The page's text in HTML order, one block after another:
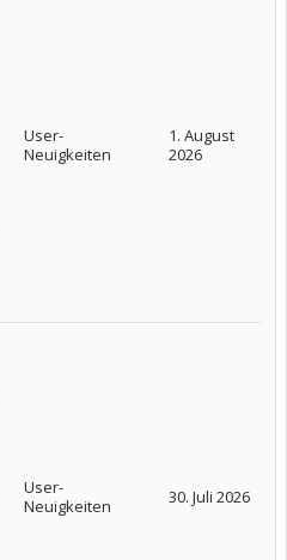
User-
Neuigkeiten
1. August
2026
User-
Neuigkeiten
30. Juli 2026